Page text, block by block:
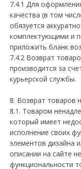
7.4.1 Для
качества (в том
обязуется
комплектующими и
приложить бланк
7.4.2 Возврат
производится за
курьерской службы.
8. Возврат товаров
8.1. Товаром
который имеет
исполнение своих
элементов дизайна
описании на сайте
функциональности